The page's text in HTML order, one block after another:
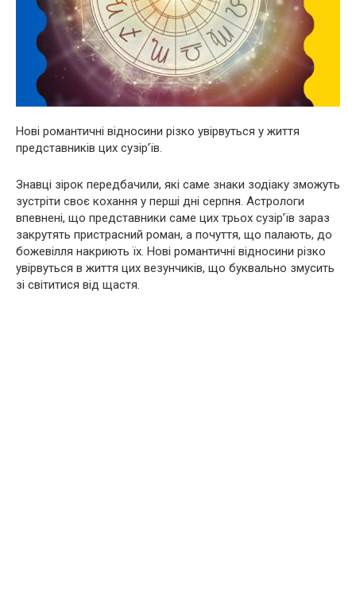
Нові романтичні відносини різко увірвуться у життя
представників цих сузір’їв.
Знавці зірок передбачили, які саме знаки зодіаку зможуть
зустріти своє кохання у перші дні серпня. Астрологи
впевнені, що представники саме цих трьох сузір’їв зараз
закрутять пристрасний роман, а почуття, що палають, до
божевілля накриють їх. Нові романтичні відносини різко
увірвуться в життя цих везунчиків, що буквально змусить
зі світитися від щастя.